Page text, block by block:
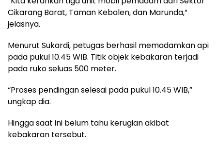
Cikarang Barat, Taman Kebalen, dan Marunda,”
jelasnya.
Menurut Sukardi, petugas berhasil memadamkan api
pada pukul 10.45 WIB. Titik objek kebakaran terjadi
pada ruko seluas 500 meter.
“Proses pendingan selesai pada pukul 10.45 WIB,”
ungkap dia.
Hingga saat ini belum tahu kerugian akibat
kebakaran tersebut.